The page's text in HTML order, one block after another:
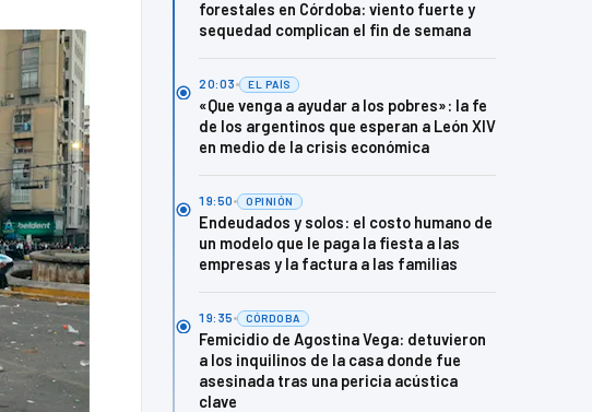
forestales en Córdoba: viento fuerte y
sequedad complican el fin de semana
20:03 EL PAÍS
«Que venga a ayudar a los pobres»: la fe
de los argentinos que esperan a León XIV
en medio de la crisis económica
19:50 OPINIÓN
Endeudados y solos: el costo humano de
un modelo que le paga la fiesta a las
empresas y la factura a las familias
19:35 CÓRDOBA
Femicidio de Agostina Vega: detuvieron
a los inquilinos de la casa donde fue
asesinada tras una pericia acústica
clave